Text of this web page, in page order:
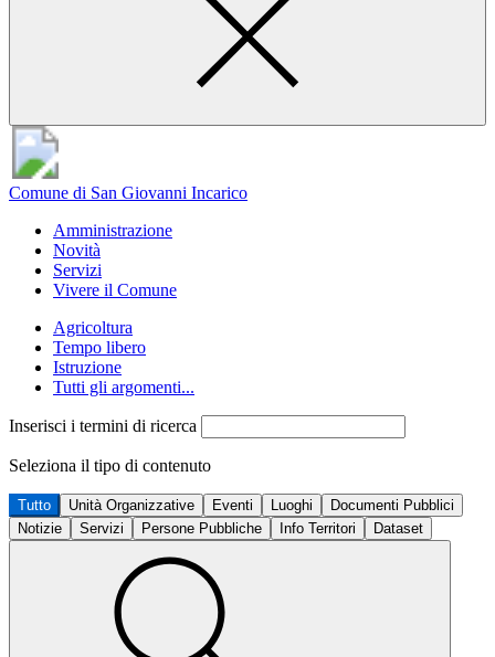
Comune di San Giovanni Incarico
Amministrazione
Novità
Servizi
Vivere il Comune
Agricoltura
Tempo libero
Istruzione
Tutti gli argomenti...
Inserisci i termini di ricerca
Seleziona il tipo di contenuto
Tutto Unità Organizzative Eventi Luoghi
Documenti Pubblici
Notizie
Servizi Persone Pubbliche Info Territori Dataset